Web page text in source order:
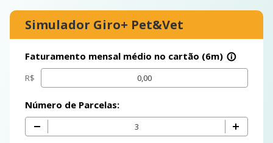
Simulador Giro+ Pet&Vet
Faturamento mensal médio no cartão (6m) info_outline
R$
Número de Parcelas:
Entre com seus contatos para
receber a simulação
Nome Completo
Email